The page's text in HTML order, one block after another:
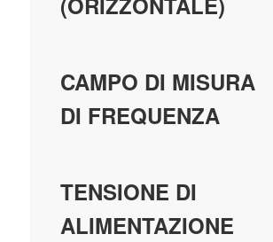
CAMPO DI MISURA
DI FREQUENZA
TENSIONE DI
ALIMENTAZIONE